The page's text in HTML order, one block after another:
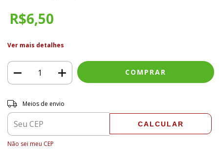
R$6,50
Ver mais detalhes
Entregas para o CEP:
Meios de envio
CALCULAR
Não sei meu CEP